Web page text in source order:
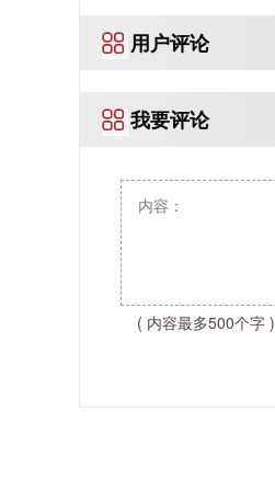
用户评论
我要评论
( 内容最多500个字 )